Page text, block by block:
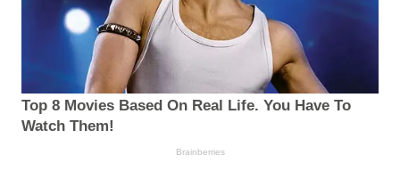
Top 8 Movies Based On Real Life. You Have To
Watch Them!
Brainberries